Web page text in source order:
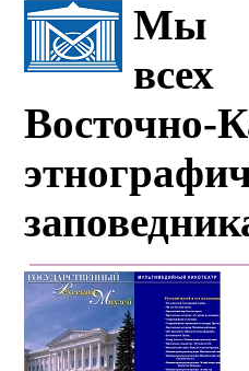
Мы
Восточно-